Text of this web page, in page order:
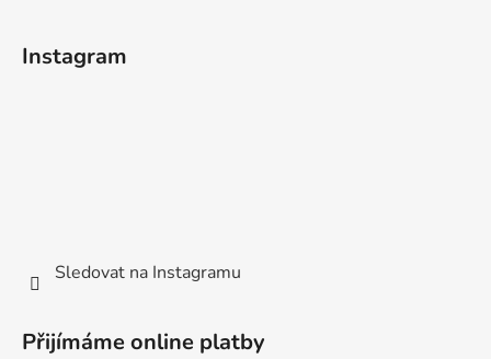
Instagram
Sledovat na Instagramu
Přijímáme online platby